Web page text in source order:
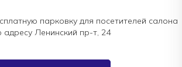
парковку для посетителей салона
адресу Ленинский пр-т, 24